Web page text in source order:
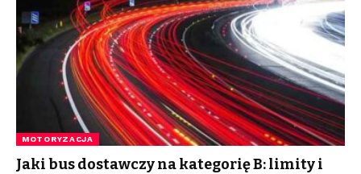
MOTORYZACJA
Jaki bus dostawczy na kategorię B: limity i